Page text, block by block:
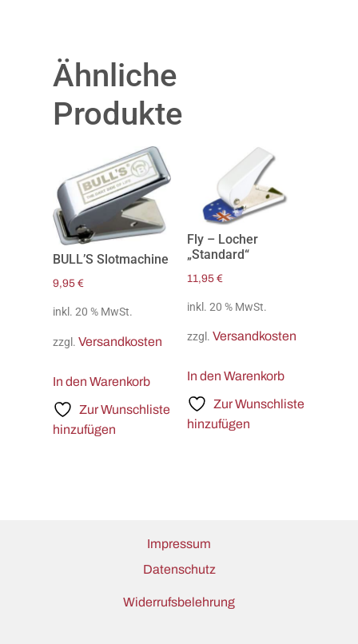
Ähnliche
Produkte
BULL’S Slotmachine
9,95 €
inkl. 20 % MwSt.
zzgl. Versandkosten
In den Warenkorb
Zur Wunschliste
hinzufügen
Fly – Locher
„Standard“
11,95 €
inkl. 20 % MwSt.
zzgl. Versandkosten
In den Warenkorb
Zur Wunschliste
hinzufügen
Impressum
Datenschutz
Widerrufsbelehrung